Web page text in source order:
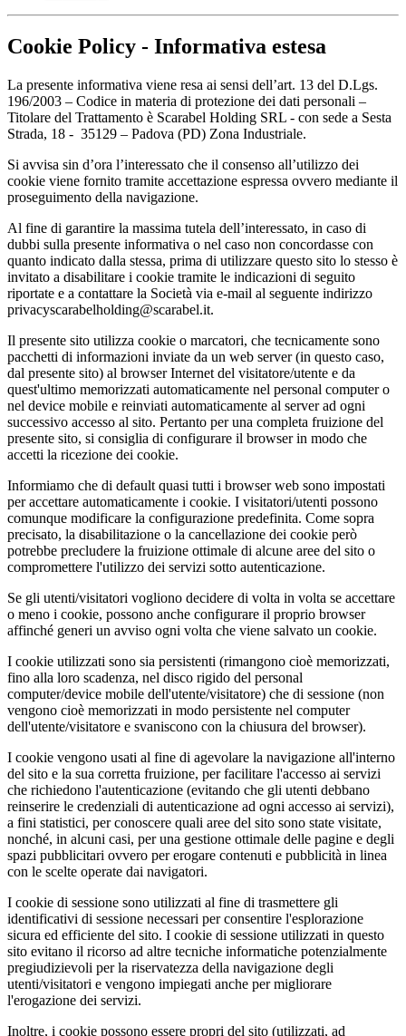
Cookie Policy - Informativa estesa
La presente informativa viene resa ai sensi dell’art. 13 del D.Lgs.
196/2003 – Codice in materia di protezione dei dati personali –
Titolare del Trattamento è Scarabel Holding SRL - con sede a Sesta
Strada, 18 - 35129 – Padova (PD) Zona Industriale.
Si avvisa sin d’ora l’interessato che il consenso all’utilizzo dei
cookie viene fornito tramite accettazione espressa ovvero mediante il
proseguimento della navigazione.
Al fine di garantire la massima tutela dell’interessato, in caso di
dubbi sulla presente informativa o nel caso non concordasse con
quanto indicato dalla stessa, prima di utilizzare questo sito lo stesso è
invitato a disabilitare i cookie tramite le indicazioni di seguito
riportate e a contattare la Società via e-mail al seguente indirizzo
privacyscarabelholding@scarabel.it.
Il presente sito utilizza cookie o marcatori, che tecnicamente sono
pacchetti di informazioni inviate da un web server (in questo caso,
dal presente sito) al browser Internet del visitatore/utente e da
quest'ultimo memorizzati automaticamente nel personal computer o
nel device mobile e reinviati automaticamente al server ad ogni
successivo accesso al sito. Pertanto per una completa fruizione del
presente sito, si consiglia di configurare il browser in modo che
accetti la ricezione dei cookie.
Informiamo che di default quasi tutti i browser web sono impostati
per accettare automaticamente i cookie. I visitatori/utenti possono
comunque modificare la configurazione predefinita. Come sopra
precisato, la disabilitazione o la cancellazione dei cookie però
potrebbe precludere la fruizione ottimale di alcune aree del sito o
compromettere l'utilizzo dei servizi sotto autenticazione.
Se gli utenti/visitatori vogliono decidere di volta in volta se accettare
o meno i cookie, possono anche configurare il proprio browser
affinché generi un avviso ogni volta che viene salvato un cookie.
I cookie utilizzati sono sia persistenti (rimangono cioè memorizzati,
fino alla loro scadenza, nel disco rigido del personal
computer/device mobile dell'utente/visitatore) che di sessione (non
vengono cioè memorizzati in modo persistente nel computer
dell'utente/visitatore e svaniscono con la chiusura del browser).
I cookie vengono usati al fine di agevolare la navigazione all'interno
del sito e la sua corretta fruizione, per facilitare l'accesso ai servizi
che richiedono l'autenticazione (evitando che gli utenti debbano
reinserire le credenziali di autenticazione ad ogni accesso ai servizi),
a fini statistici, per conoscere quali aree del sito sono state visitate,
nonché, in alcuni casi, per una gestione ottimale delle pagine e degli
spazi pubblicitari ovvero per erogare contenuti e pubblicità in linea
con le scelte operate dai navigatori.
I cookie di sessione sono utilizzati al fine di trasmettere gli
identificativi di sessione necessari per consentire l'esplorazione
sicura ed efficiente del sito. I cookie di sessione utilizzati in questo
sito evitano il ricorso ad altre tecniche informatiche potenzialmente
pregiudizievoli per la riservatezza della navigazione degli
utenti/visitatori e vengono impiegati anche per migliorare
l'erogazione dei servizi.
Inoltre, i cookie possono essere propri del sito (utilizzati, ad